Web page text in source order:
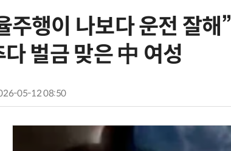
주행이 나보다 운전 잘
다 벌금 맞은 中 여성
05-12 08:50